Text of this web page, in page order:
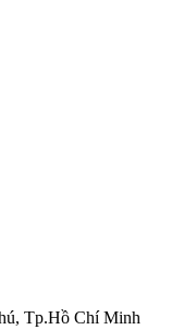
Tp.Hồ Chí Minh